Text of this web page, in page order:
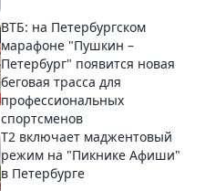
ВТБ: на Петербургском
марафоне "Пушкин –
Петербург" появится новая
беговая трасса для
профессиональных
спортсменов
Т2 включает маджентовый
режим на "Пикнике Афиши"
в Петербурге